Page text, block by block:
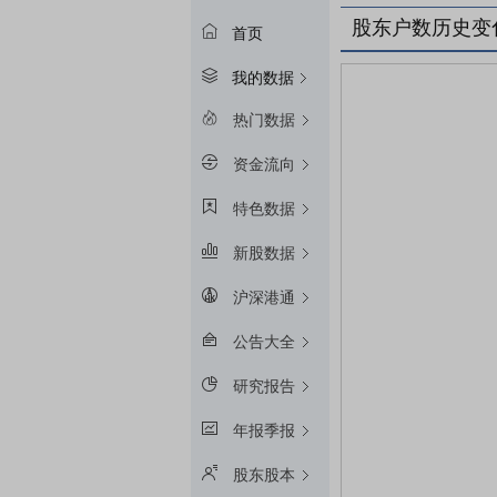
首页
我的数据
热门数据
资金流向
特色数据
新股数据
沪深港通
公告大全
研究报告
年报季报
股东股本
股东户数历史